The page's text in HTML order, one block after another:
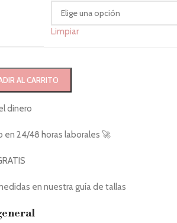
Limpiar
AL CARRITO
dinero
24/48 horas laborales 🚀
en nuestra guía de tallas